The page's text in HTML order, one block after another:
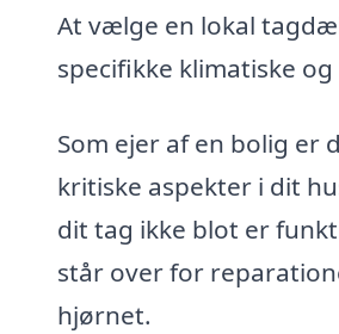
At vælge en lokal
specifikke klimatiske
Som ejer af en bolig er
kritiske aspekter i dit
dit tag ikke blot er
står over for
hjørnet.